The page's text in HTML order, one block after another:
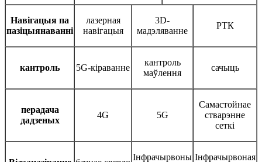
Навігацыя па
пазіцыянаванні
лазерная
навігацыя
3D-
мадэляванне
РТК
кантроль 5G-кіраванне
кантроль
маўлення
сачыць
перадача
дадзеных
4G 5G
Самастойнае
стварэнне
сеткі
Інфрачырвоны Інфрачырвоная